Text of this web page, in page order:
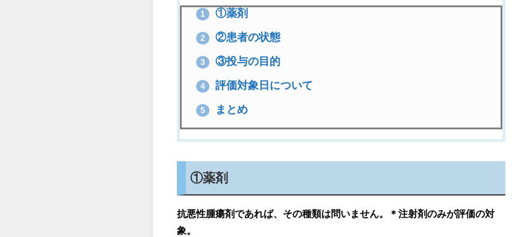
1 ①薬剤
2 ②患者の状態
3 ③投与の目的
4 評価対象日について
5 まとめ
①薬剤
抗悪性腫瘍剤であれば、その種類は問いません。＊注射剤のみが評価の対
象。